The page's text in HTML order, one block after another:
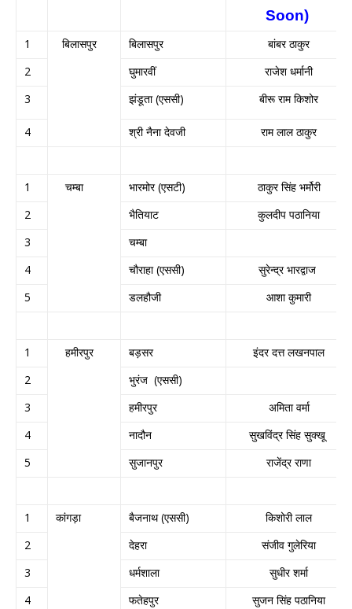
Soon)
1 बिलासपुर बिलासपुर
बांबर ठाकुर
2
घुमारवीं
राजेश धर्मानी
3
झंडूता (एससी) बीरू राम किशोर
4 श्री नैना देवजी राम लाल ठाकुर
1 चम्बा भारमोर (एसटी)
ठाकुर सिंह भर्मोरी
2
भैतियाट
कुलदीप पठानिया
3
चम्बा
4
चौराहा (एससी)
सुरेन्द्र भारद्वाज
5
डलहौजी आशा कुमारी
1 हमीरपुर बड़सर
इंदर दत्त लखनपाल
2
भुरंज (एससी)
3
हमीरपुर
अमिता वर्मा
4
नादौन
सुखविंद्र सिंह सुक्खू
5
सुजानपुर राजेंद्र राणा
1 कांगड़ा बैजनाथ (एससी)
किशोरी लाल
2
देहरा
संजीव गुलेरिया
3
धर्मशाला
सुधीर शर्मा
4
फतेहपुर
सुजन सिंह पठानिया